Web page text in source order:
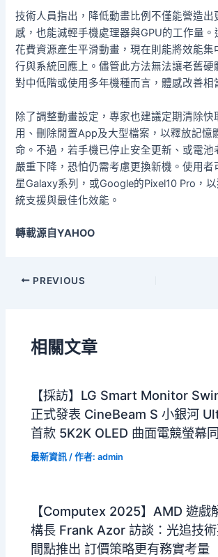
技術人員指出，降低動畫比例不僅能營造出
感，也能減輕手機處理器與GPU的工作量
花費資源產生平滑動畫，現在則能將效能集
行與系統回應上。儘管此方法無法讓老舊硬
對中低階或使用多年機種而言，體感改善相
除了調整動畫設定，專家也建議定期清除快
用、刪除閒置App及大型檔案，以釋放記憶
命。不過，若手機已停止安全更新、或電池
嚴重下降，恐怕仍需考慮更換新機。使用者
星Galaxy系列，或Google的Pixel10 Pro，
統支援與最佳化效能。
轉載源自YAHOO
PREVIOUS
相關文章
【採訪】LG Smart Monitor
正式發表 CineBeam S 小銀河
首款 5K2K OLED 曲面電競螢幕
最新資訊 / 作者:admin
【Computex 2025】AMD 遊戲
構長 Frank Azor 訪談：光追技
間點推出 訂價策略更有務實考量